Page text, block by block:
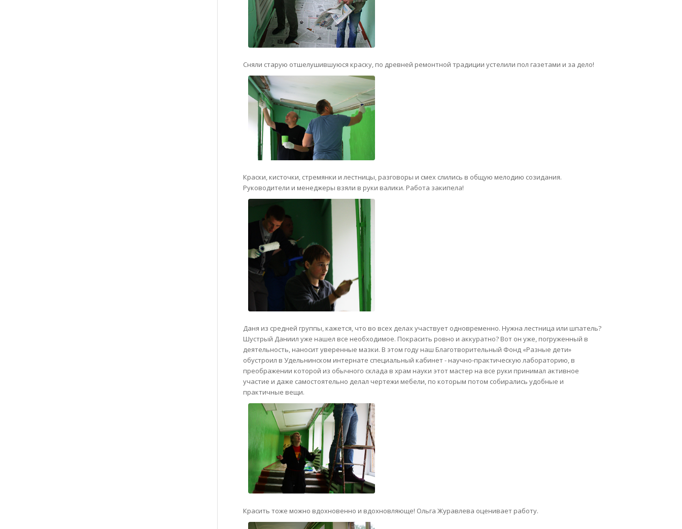
Сняли старую отшелушившуюся краску, по древней ремонтной традиции устелили пол газетами и за дело!
Краски, кисточки, стремянки и лестницы, разговоры и смех слились в общую мелодию созидания.
Руководители и менеджеры взяли в руки валики. Работа закипела!
Даня из средней группы, кажется, что во всех делах участвует одновременно. Нужна лестница или шпатель?
Шустрый Даниил уже нашел все необходимое. Покрасить ровно и аккуратно? Вот он уже, погруженный в
деятельность, наносит уверенные мазки. В этом году наш Благотворительный Фонд «Разные дети»
обустроил в Удельнинском интернате специальный кабинет - научно-практическую лабораторию, в
преображении которой из обычного склада в храм науки этот мастер на все руки принимал активное
участие и даже самостоятельно делал чертежи мебели, по которым потом собирались удобные и
практичные вещи.
Красить тоже можно вдохновенно и вдохновляюще! Ольга Журавлева оценивает работу.